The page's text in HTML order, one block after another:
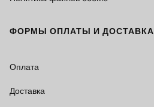
ФОРМЫ ОПЛАТЫ И ДОСТАВКА
Оплата
Доставка